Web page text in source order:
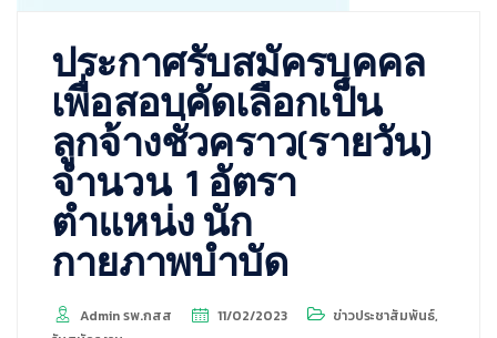
ประกาศรับสมัครบุคคล
เพื่อสอบคัดเลือกเป็น
ลูกจ้างชั่วคราว(รายวัน)
จำนวน 1 อัตรา
ตำแหน่ง นัก
กายภาพบำบัด
Admin รพ.กสส 11/02/2023 ข่าวประชาสัมพันธ์,